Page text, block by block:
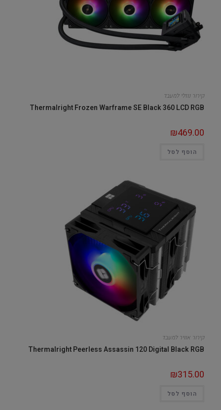
קירור נוזלי למעבד
Thermalright Frozen Warframe SE Black 360 LCD RGB
₪469.00
הוסף לסל
קירור אוויר למעבד
Thermalright Peerless Assassin 120 Digital Black RGB
₪315.00
הוסף לסל